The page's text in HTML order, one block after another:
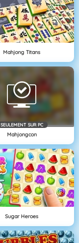
Mahjong Titans
SEULEMENT SUR PC
Mahjongcon
Sugar Heroes